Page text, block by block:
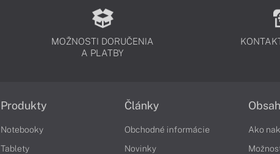
MOŽNOSTI DORUČENIA
A PLATBY
Produkty
Notebooky
Tablety
Články
Obchodné informácie
Novinky
Obsah
Ako